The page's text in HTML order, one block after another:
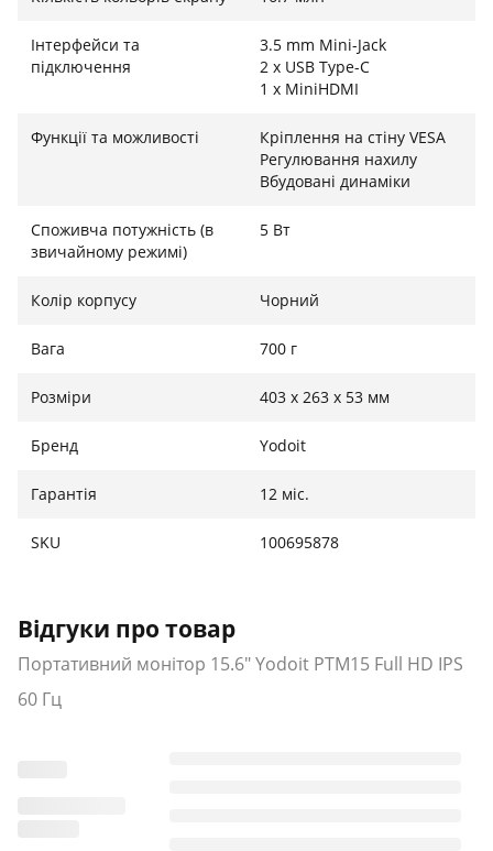
Інтерфейси та
підключення
3.5 mm Mini-Jack
2 x USB Type-C
1 x MiniHDMI
Функції та можливості
Кріплення на стіну VESA
Регулювання нахилу
Вбудовані динаміки
Споживча потужність (в
звичайному режимі)
5 Вт
Колір корпусу Чорний
Вага 700 г
Розміри 403 x 263 x 53 мм
Бренд Yodoit
Гарантія 12 міс.
SKU 100695878
Відгуки про товар
Портативний монітор 15.6" Yodoit PTM15 Full HD IPS
60 Гц